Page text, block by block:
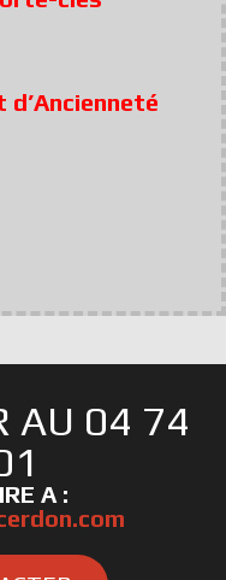
d’Ancienneté
AU 04 74